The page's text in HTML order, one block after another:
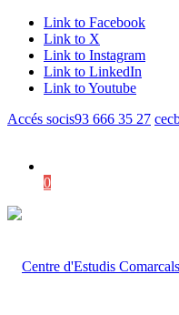
Link to Facebook
Link to X
Link to Instagram
Link to LinkedIn
Link to Youtube
Accés socis93 666 35 27
0